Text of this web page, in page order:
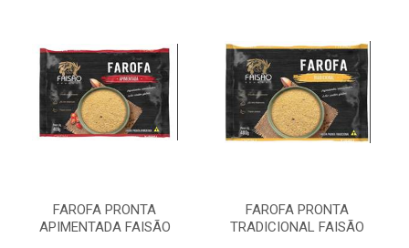
FAROFA PRONTA
APIMENTADA FAISÃO
FAROFA PRONTA
TRADICIONAL FAISÃO